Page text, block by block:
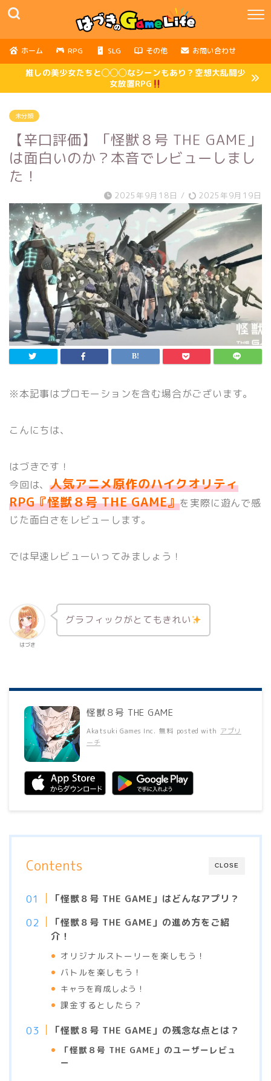
ホーム RPG SLG その他 お問い合わせ
推しの美少女たちと◯◯◯なシーンもあり？空想大乱闘少
女放置RPG
未分類
【辛口評価】「怪獣８号 THE GAME」
は面白いのか？本音でレビューしまし
た！
2025年9月18日 / 2025年9月19日
※本記事はプロモーションを含む場合がございます。
こんにちは、
はづきです！
今回は、人気アニメ原作のハイクオリティ
RPG『怪獣８号 THE GAME』を実際に遊んで感
じた面白さをレビューします。
では早速レビューいってみましょう！
はづき
グラフィックがとてもきれい
怪獣８号 THE GAME
Akatsuki Games Inc. 無料 posted with アプリ
ーチ
CLOSE
Contents
「怪獣８号 THE GAME」はどんなアプリ？
「怪獣８号 THE GAME」の進め方をご紹
介！
オリジナルストーリーを楽しもう！
バトルを楽しもう！
キャラを育成しよう！
課金するとしたら？
「怪獣８号 THE GAME」の残念な点とは？
「怪獣８号 THE GAME」のユーザーレビュ
ー